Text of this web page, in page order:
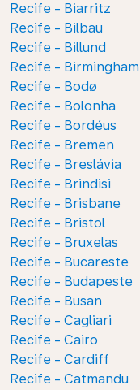
Recife - Biarritz
Recife - Bilbau
Recife - Billund
Recife - Birmingham
Recife - Bodø
Recife - Bolonha
Recife - Bordéus
Recife - Bremen
Recife - Breslávia
Recife - Brindisi
Recife - Brisbane
Recife - Bristol
Recife - Bruxelas
Recife - Bucareste
Recife - Budapeste
Recife - Busan
Recife - Cagliari
Recife - Cairo
Recife - Cardiff
Recife - Catmandu